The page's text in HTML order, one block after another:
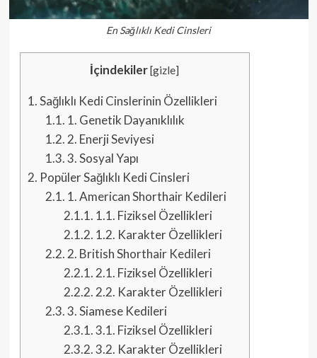
En Sağlıklı Kedi Cinsleri
İçindekiler[gizle]
1.Sağlıklı Kedi Cinslerinin Özellikleri
1.1. 1. Genetik Dayanıklılık
1.2. 2. Enerji Seviyesi
1.3.3. Sosyal Yapı
2. Popüler Sağlıklı Kedi Cinsleri
2.1. 1. American Shorthair Kedileri
2.1.1. 1.1. Fiziksel Özellikleri
2.1.2. 1.2. Karakter Özellikleri
2.2. 2. British Shorthair Kedileri
2.2.1. 2.1. Fiziksel Özellikleri
2.2.2. 2.2. Karakter Özellikleri
2.3.3. Siamese Kedileri
2.3.1.3.1. Fiziksel Özellikleri
2.3.2.3.2. Karakter Özellikleri